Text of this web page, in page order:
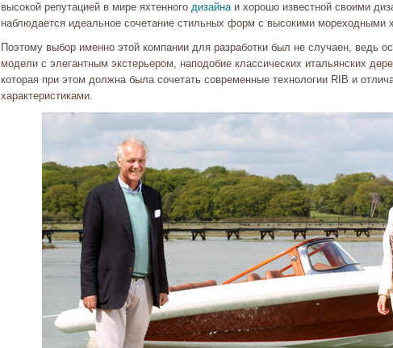
высокой репутацией в мире яхтенного дизайнаи хорошо известной своими
наблюдается идеальное сочетание стильных форм с высокими мореходными
Поэтому выбор именно этой компании для разработки был не случаен, ведь
модели с элегантным экстерьером, наподобие классических итальянских
которая при этом должна была сочетать современные технологии RIB и
характеристиками.